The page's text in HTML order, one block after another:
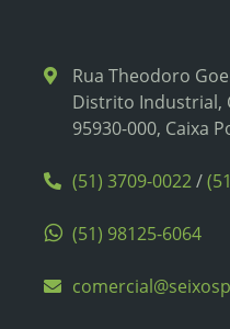
Rua Theodoro
Distrito Industrial,
95930-000, Caixa
(51) 3709-0022/
(51) 98125-6064